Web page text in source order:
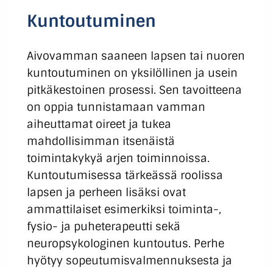
Kuntoutuminen
Aivovamman saaneen lapsen tai nuoren
kuntoutuminen on yksilöllinen ja usein
pitkäkestoinen prosessi. Sen tavoitteena
on oppia tunnistamaan vamman
aiheuttamat oireet ja tukea
mahdollisimman itsenäistä
toimintakykyä arjen toiminnoissa.
Kuntoutumisessa tärkeässä roolissa
lapsen ja perheen lisäksi ovat
ammattilaiset esimerkiksi toiminta-,
fysio- ja puheterapeutti sekä
neuropsykologinen kuntoutus. Perhe
hyötyy sopeutumisvalmennuksesta ja